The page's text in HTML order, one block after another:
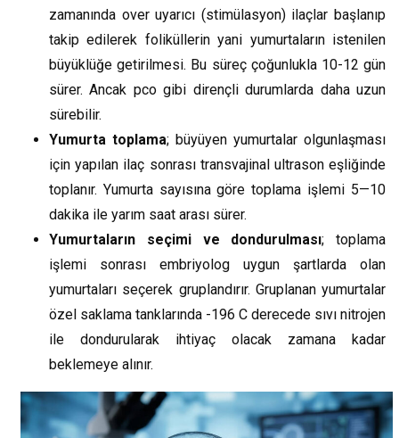
zamanında over uyarıcı (stimülasyon) ilaçlar başlanıp
takip edilerek foliküllerin yani yumurtaların istenilen
büyüklüğe getirilmesi. Bu süreç çoğunlukla 10-12 gün
sürer. Ancak pco gibi dirençli durumlarda daha uzun
sürebilir.
Yumurta toplama; büyüyen yumurtalar olgunlaşması
için yapılan ilaç sonrası transvajinal ultrason eşliğinde
toplanır. Yumurta sayısına göre toplama işlemi 5—10
dakika ile yarım saat arası sürer.
Yumurtaların seçimi ve dondurulması; toplama
işlemi sonrası embriyolog uygun şartlarda olan
yumurtaları seçerek gruplandırır. Gruplanan yumurtalar
özel saklama tanklarında -196 C derecede sıvı nitrojen
ile dondurularak ihtiyaç olacak zamana kadar
beklemeye alınır.